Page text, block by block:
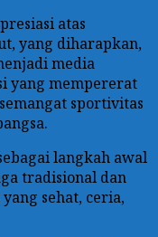
atas
yang diharapkan,
media
yang mempererat
sportivitas
langkah awal
tradisional dan
sehat, ceria,